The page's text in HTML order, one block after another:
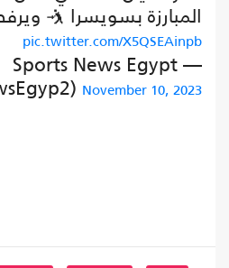
المبارزة بسويسرا 🤺
pic.twitter.com/X5QSEAinpb
— Sports News Egypt
November 10, 2023